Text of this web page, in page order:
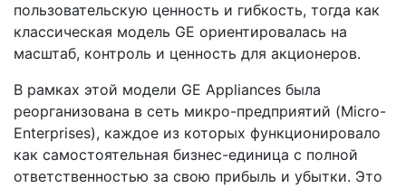
пользовательскую ценность и гибкость, тогда как
классическая модель GE ориентировалась на
масштаб, контроль и ценность для акционеров.
В рамках этой модели GE Appliances была
реорганизована в сеть микро-предприятий (Micro-
Enterprises), каждое из которых функционировало
как самостоятельная бизнес-единица с полной
ответственностью за свою прибыль и убытки. Это